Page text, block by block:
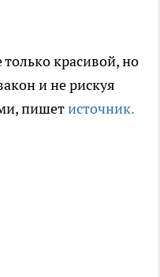
красивой, но
и не рискуя
пишетисточник.